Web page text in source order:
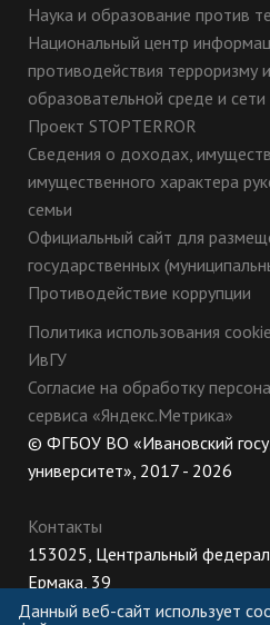
Наука и образование против
Национальный центр
противодействия терроризму
образовательной среде и
Проект STOPTERROR
Сведения о доходах,
имущественного характера
семьи
Официальный сайт для
государственных
Противодействие коррупции
Политика использования
ИвГУ
Согласие на обработку
сервиса «Яндекс.Метрика»
© ФГБОУ ВО «Ивановский
университет», 2017 - 2026
Контакты
153025, Центральный
Ермака, 39
8 (800) 222-56-86 (Приемная
Данный веб-сайт использует